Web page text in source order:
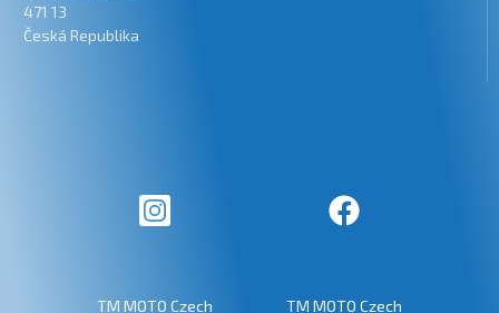
471 13
Česká Republika
TM MOTO Czech TM MOTO Czech